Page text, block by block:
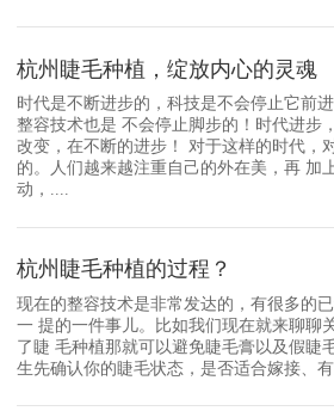
杭州睫毛种植，绽放内心的灵魂
时代是不断进步的，科技是不会停止它前
整容技术也是 不会停止脚步的！时代进步
改变，在不断的进步！ 对于这样的时代，
的。人们越来越注重自己的外在美，再 加
动，....
杭州睫毛种植的过程？
现在的整容技术是非常发达的，有很多的
一 提的一件事儿。比如我们现在就来聊聊
了睫 毛种植那就可以避免睫毛膏以及假睫
生先确认你的睫毛状态，是否适合嫁接、